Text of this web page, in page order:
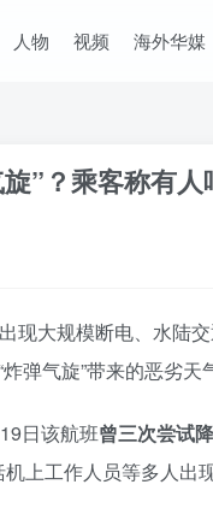
人物 视频 海外华媒
”？乘客称有
现大规模断电、水陆
弹气旋”带来的恶劣天
日该航班曾三次尝试
上工作人员等多人出